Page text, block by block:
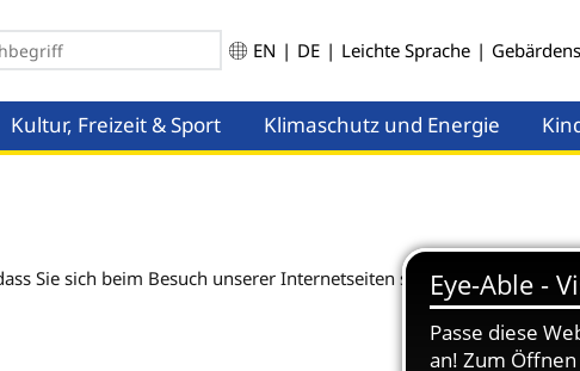
EN | DE | Leichte Sprache |
Kultur, Freizeit & Sport
Klimaschutz und Energie
Sie sich beim Besuch unserer Internetseiten sicher und wohl